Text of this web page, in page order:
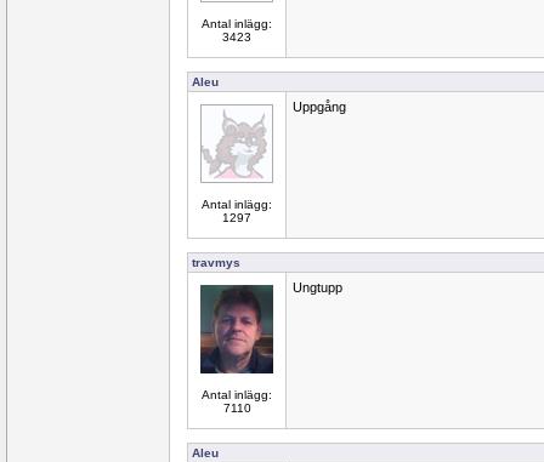
Antal inlägg:
3423
Aleu
Antal inlägg:
1297
Uppgång
travmys
Antal inlägg:
7110
Ungtupp
Aleu